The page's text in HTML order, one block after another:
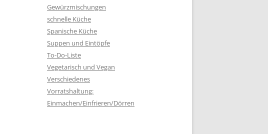
Gewürzmischungen
schnelle Küche
Spanische Küche
Suppen und Eintöpfe
To-Do-Liste
Vegetarisch und Vegan
Verschiedenes
Vorratshaltung:
Einmachen/Einfrieren/Dörren